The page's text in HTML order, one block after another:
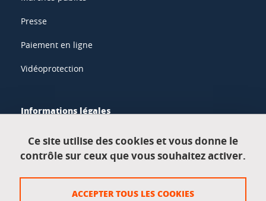
Presse
Paiement en ligne
Vidéoprotection
Informations légales
Données personnelles
Crédits
Ce site utilise des cookies et vous donne le
contrôle sur ceux que vous souhaitez activer.
ACCEPTER TOUS LES COOKIES